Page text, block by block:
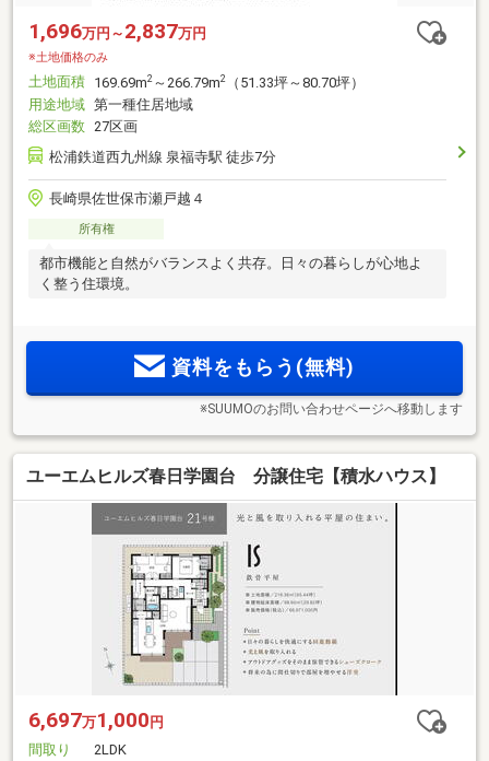
1,696万円～ 2,837万円
※土地価格のみ
土地面積 169.69m2 ～266.79m2
（51.33坪～80.70坪）
用途地域 第一種住居地域
総区画数 27区画
松浦鉄道西九州線 泉福寺駅 徒歩7分
長崎県佐世保市瀬戸越４
所有権
都市機能と自然がバランスよく共存。日々の暮らしが心地よ
く整う住環境。
資料をもらう(無料)
※SUUMOのお問い合わせページへ移動します
ユーエムヒルズ春日学園台 分譲住宅【積水ハウス】
6,697万1,000円
間取り
2LDK